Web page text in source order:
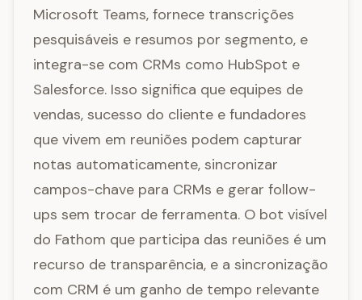
Microsoft Teams, fornece transcrições
pesquisáveis e resumos por segmento, e
integra-se com CRMs como HubSpot e
Salesforce. Isso significa que equipes de
vendas, sucesso do cliente e fundadores
que vivem em reuniões podem capturar
notas automaticamente, sincronizar
campos-chave para CRMs e gerar follow-
ups sem trocar de ferramenta. O bot visível
do Fathom que participa das reuniões é um
recurso de transparência, e a sincronização
com CRM é um ganho de tempo relevante